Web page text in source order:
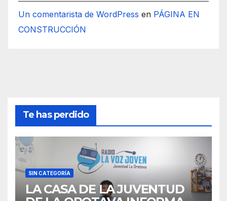
Un comentarista de WordPress en PÁGINA EN
CONSTRUCCIÓN
Te has perdido
SIN CATEGORÍA
LA CASA DE LA JUVENTUD